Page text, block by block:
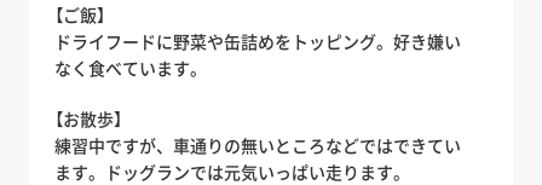
【ご飯】
ドライフードに野菜や缶詰めをトッピング。好き嫌い
なく食べています。
【お散歩】
練習中ですが、車通りの無いところなどではできてい
ます。ドッグランでは元気いっぱい走ります。